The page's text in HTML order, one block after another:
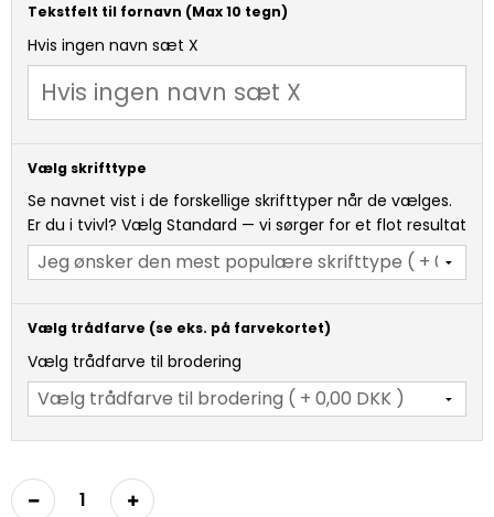
Tekstfelt til fornavn (Max 10 tegn)
Hvis ingen navn sæt X
Vælg skrifttype
Se navnet vist i de forskellige skrifttyper når de vælges.
Er du i tvivl? Vælg Standard — vi sørger for et flot resultat
Vælg trådfarve (se eks. på farvekortet)
Vælg trådfarve til brodering